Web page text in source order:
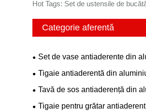
Hot Tags: Set de ustensile de
Categorie aferentă
Set de vase antiaderente din
Tigaie antiaderentă din
Tavă de sos antiaderență din
Tigaie pentru grătar